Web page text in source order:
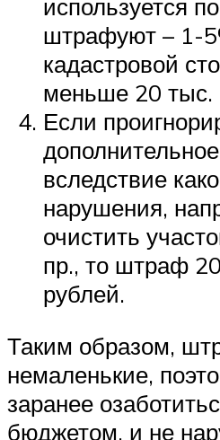
используется
штрафуют – 1-
кадастровой
меньше 20 тыс.
Если
вследствие
нарушения,
очистить
пр., то штраф
рублей.
Таким образом,
немаленькие,
заранее
бюджетом, и не